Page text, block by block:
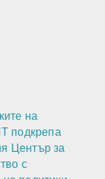
на
подкрепа
Център за
с